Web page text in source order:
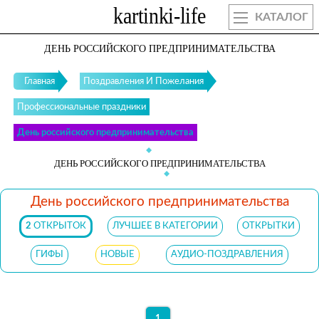
КАТАЛОГ
ДЕНЬ РОССИЙСКОГО ПРЕДПРИНИМАТЕЛЬСТВА
Главная Поздравления И Пожелания
Профессиональные праздники
День российского предпринимательства
ДЕНЬ РОССИЙСКОГО ПРЕДПРИНИМАТЕЛЬСТВА
День российского предпринимательства
2 ОТКРЫТОК ЛУЧШЕЕ В КАТЕГОРИИ ОТКРЫТКИ
ГИФЫ НОВЫЕ АУДИО-ПОЗДРАВЛЕНИЯ